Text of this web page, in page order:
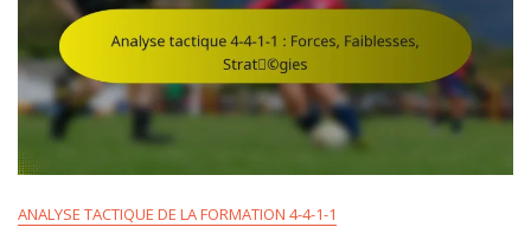
ANALYSE TACTIQUE DE LA FORMATION 4-4-1-1